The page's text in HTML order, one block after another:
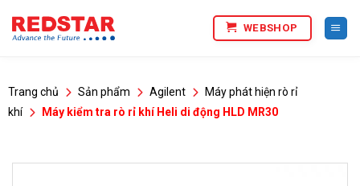
qua
WEBSHOP
Trang chủ Sản phẩm Agilent
Máy phát hiện rò rỉ
khí
Máy kiểm tra rò rỉ khí Heli di động HLD MR30